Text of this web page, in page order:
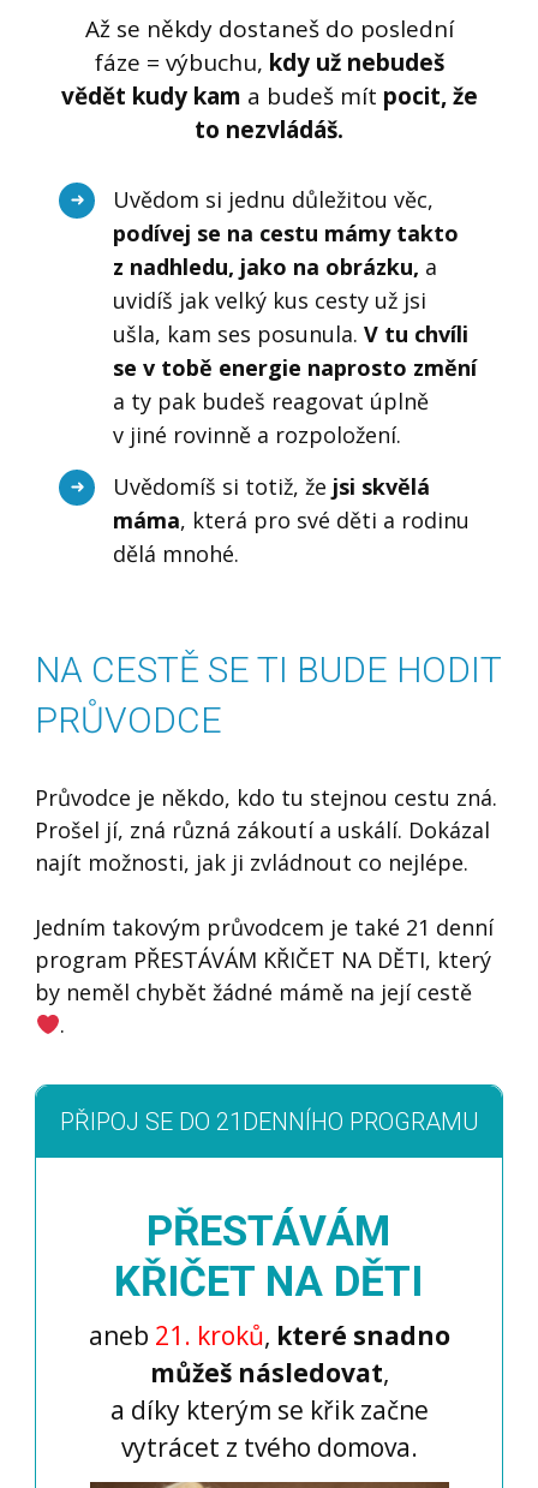
Až se někdy dostaneš do poslední
fáze = výbuchu, kdy už nebudeš
vědět kudy kam a budeš mít pocit, že
to nezvládáš.
Uvědom si jednu důležitou věc,
podívej se na cestu mámy takto
z nadhledu, jako na obrázku, a
uvidíš jak velký kus cesty už jsi
ušla, kam ses posunula.V tu chvíli
se v tobě energie naprosto změní
a ty pak budeš reagovat úplně
v jiné rovinně a rozpoložení.
Uvědomíš si totiž, že jsi skvělá
máma, která pro své děti a rodinu
dělá mnohé.
NA CESTĚ SE TI BUDE HODIT
PRŮVODCE
Průvodce je někdo, kdo tu stejnou cestu zná.
Prošel jí, zná různá zákoutí a uskálí. Dokázal
najít možnosti, jak ji zvládnout co nejlépe.
Jedním takovým průvodcem je také 21 denní
program PŘESTÁVÁM KŘIČET NA DĚTI, který
by neměl chybět žádné mámě na její cestě
.
PŘIPOJ SE DO 21DENNÍHO PROGRAMU
PŘESTÁVÁM
KŘIČET NA DĚTI
aneb 21. kroků, které snadno
můžeš následovat,
a díky kterým se křik začne
vytrácet z tvého domova.